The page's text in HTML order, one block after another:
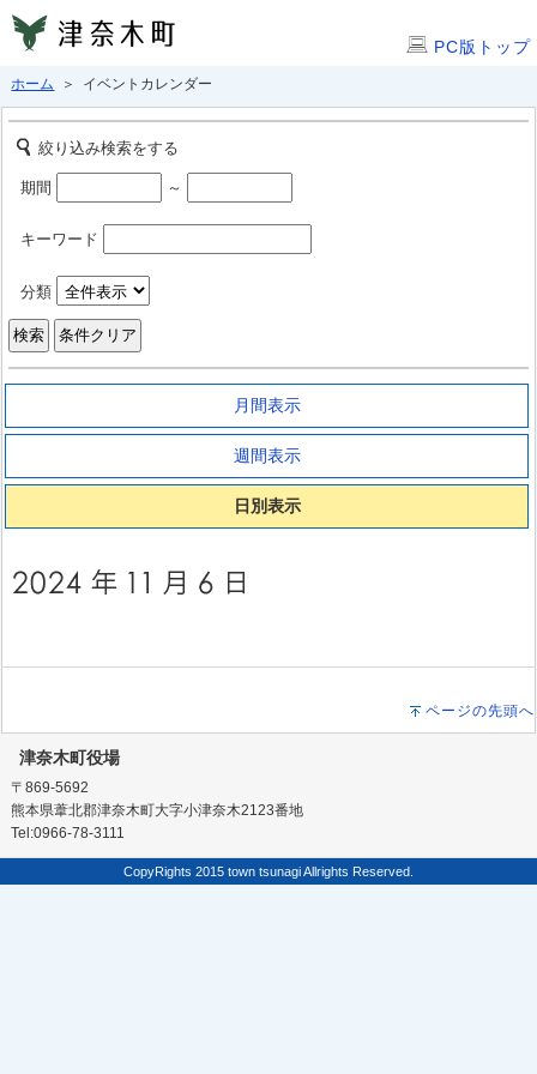
PC版トップ
ホーム ＞ イベントカレンダー
絞り込み検索をする
期間 ～
キーワード
分類
月間表示
週間表示
日別表示
ページの先頭へ
津奈木町役場
〒869-5692
熊本県葦北郡津奈木町大字小津奈木2123番地
Tel:0966-78-3111
CopyRights 2015 town tsunagi Allrights Reserved.